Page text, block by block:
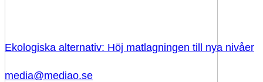
Ekologiska alternativ: Höj matlagningen till nya nivåer
media@mediao.se